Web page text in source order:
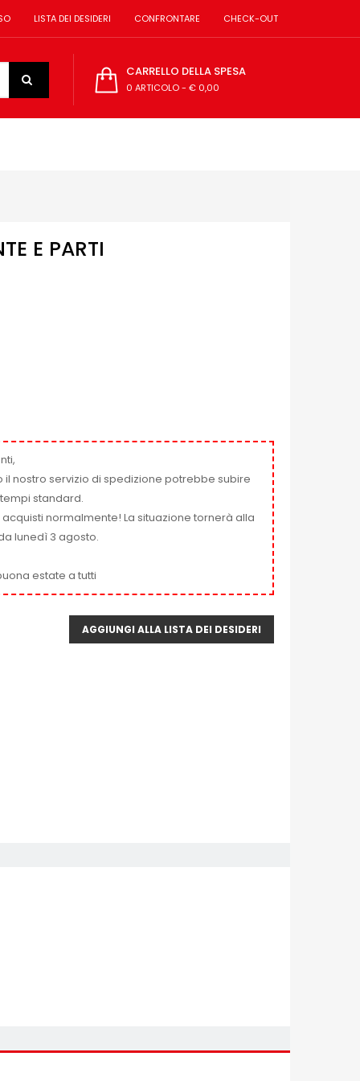
LISTA DEI DESIDERI CONFRONTARE CHECK-OUT
CARRELLO DELLA SPESA
0 ARTICOLO- € 0,00
E PARTI
nostro servizio di spedizione potrebbe subire
standard.
normalmente! La situazione tornerà alla
lunedì 3 agosto.
estate a tutti
AGGIUNGI ALLA LISTA DEI DESIDERI